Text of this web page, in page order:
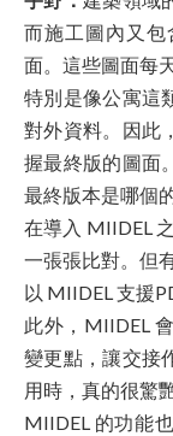
而施工圖內又
面。這些圖面每
特別是像公寓這
對外資料。因此
握最終版的圖面
最終版本是哪個
在導入 MIIDEL
一張張比對。但
以 MIIDEL 支援
此外，MIIDEL
變更點，讓交接
用時，真的很驚
MIIDEL 的功能